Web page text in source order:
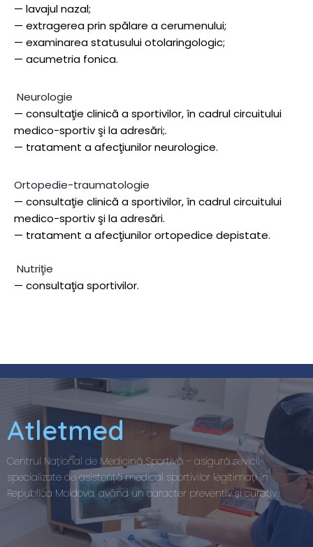
— lavajul nazal;
— extragerea prin spălare a cerumenului;
— examinarea statusului otolaringologic;
— acumetria fonica.
Neurologie
— consultaţie clinică a sportivilor, în cadrul circuitului
medico-sportiv şi la adresări;.
— tratament a afecţiunilor neurologice.
Ortopedie-traumatologie
— consultaţie clinică a sportivilor, în cadrul circuitului
medico-sportiv şi la adresări.
— tratament a afecţiunilor ortopedice depistate.
Nutriţie
— consultaţia sportivilor.
Atletmed
Centrul Național de Medicină Sportivă – asigură sevicii
specializate de asistență medical sportivilor legitimați în
Republica Moldova, având un caracter preventiv și curativ.